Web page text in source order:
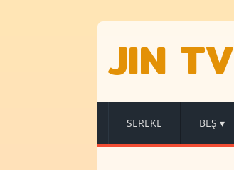
JIN TV
SEREKE BEŞ ▾